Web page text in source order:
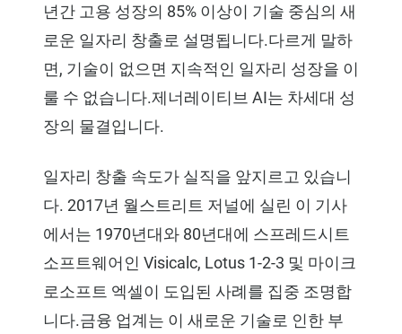
년간 고용 성장의 85% 이상이 기술 중심의 새
로운 일자리 창출로 설명됩니다.다르게 말하
면, 기술이 없으면 지속적인 일자리 성장을 이
룰 수 없습니다.제너레이티브 AI는 차세대 성
장의 물결입니다.
일자리 창출 속도가 실직을 앞지르고 있습니
다. 2017년 월스트리트 저널에 실린 이 기사
에서는 1970년대와 80년대에 스프레드시트
소프트웨어인 Visicalc, Lotus 1-2-3 및 마이크
로소프트 엑셀이 도입된 사례를 집중 조명합
니다.금융 업계는 이 새로운 기술로 인한 부